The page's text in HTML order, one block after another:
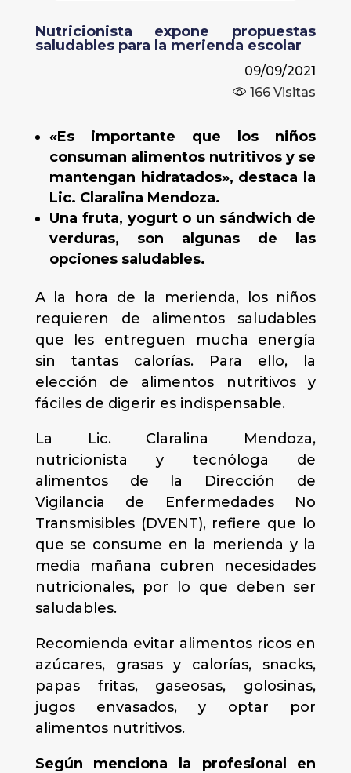
Nutricionista expone propuestas
saludables para la merienda escolar
09/09/2021
166 Visitas
«Es importante que los niños
consuman alimentos nutritivos y se
mantengan hidratados», destaca la
Lic. Claralina Mendoza.
Una fruta, yogurt o un sándwich de
verduras, son algunas de las
opciones saludables.
A la hora de la merienda, los niños
requieren de alimentos saludables
que les entreguen mucha energía
sin tantas calorías. Para ello, la
elección de alimentos nutritivos y
fáciles de digerir es indispensable.
La Lic. Claralina Mendoza,
nutricionista y tecnóloga de
alimentos de la Dirección de
Vigilancia de Enfermedades No
Transmisibles (DVENT), refiere que lo
que se consume en la merienda y la
media mañana cubren necesidades
nutricionales, por lo que deben ser
saludables.
Recomienda evitar alimentos ricos en
azúcares, grasas y calorías, snacks,
papas fritas, gaseosas, golosinas,
jugos envasados, y optar por
alimentos nutritivos.
Según menciona la profesional en